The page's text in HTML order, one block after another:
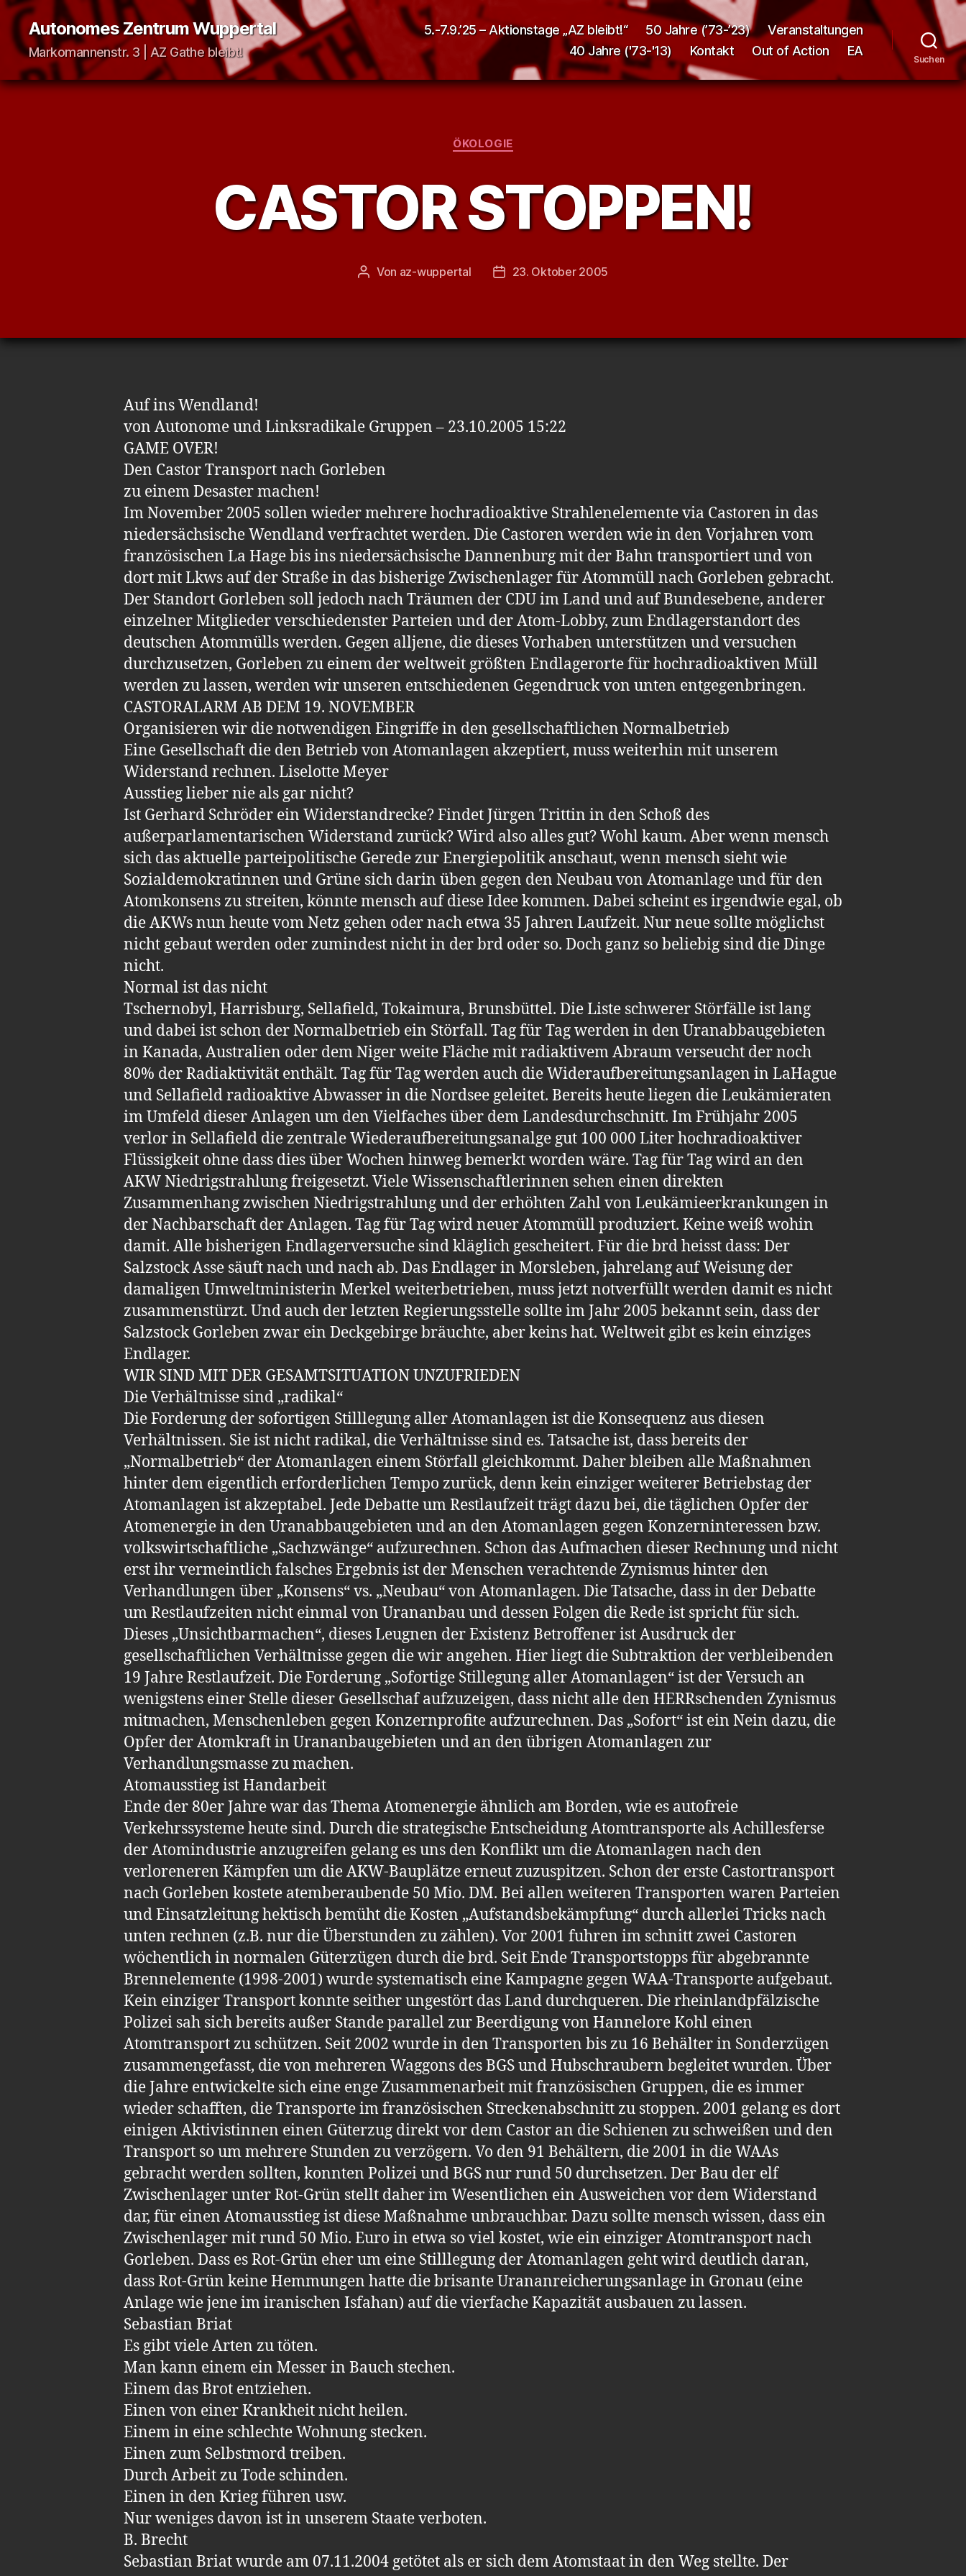
Autonomes Zentrum Wuppertal
Markomannenstr. 3 | AZ Gathe bleibt!
5.-7.9.’25 – Aktionstage „AZ bleibt!“ 50 Jahre (’73-’23)
Veranstaltungen
40 Jahre ('73-'13)
Kontakt Out of Action EA
Suchen
Kategorien
ÖKOLOGIE
CASTOR STOPPEN!
Beitragsautor
Von az-wuppertal Veröffentlichungsdatum
23. Oktober 2005
Auf ins Wendland!
von Autonome und Linksradikale Gruppen – 23.10.2005 15:22
GAME OVER!
Den Castor Transport nach Gorleben
zu einem Desaster machen!
Im November 2005 sollen wieder mehrere hochradioaktive Strahlenelemente via Castoren in das
niedersächsische Wendland verfrachtet werden. Die Castoren werden wie in den Vorjahren vom
französischen La Hage bis ins niedersächsische Dannenburg mit der Bahn transportiert und von
dort mit Lkws auf der Straße in das bisherige Zwischenlager für Atommüll nach Gorleben gebracht.
Der Standort Gorleben soll jedoch nach Träumen der CDU im Land und auf Bundesebene, anderer
einzelner Mitglieder verschiedenster Parteien und der Atom-Lobby, zum Endlagerstandort des
deutschen Atommülls werden. Gegen alljene, die dieses Vorhaben unterstützen und versuchen
durchzusetzen, Gorleben zu einem der weltweit größten Endlagerorte für hochradioaktiven Müll
werden zu lassen, werden wir unseren entschiedenen Gegendruck von unten entgegenbringen.
CASTORALARM AB DEM 19. NOVEMBER
Organisieren wir die notwendigen Eingriffe in den gesellschaftlichen Normalbetrieb
Eine Gesellschaft die den Betrieb von Atomanlagen akzeptiert, muss weiterhin mit unserem
Widerstand rechnen. Liselotte Meyer
Ausstieg lieber nie als gar nicht?
Ist Gerhard Schröder ein Widerstandrecke? Findet Jürgen Trittin in den Schoß des
außerparlamentarischen Widerstand zurück? Wird also alles gut? Wohl kaum. Aber wenn mensch
sich das aktuelle parteipolitische Gerede zur Energiepolitik anschaut, wenn mensch sieht wie
Sozialdemokratinnen und Grüne sich darin üben gegen den Neubau von Atomanlage und für den
Atomkonsens zu streiten, könnte mensch auf diese Idee kommen. Dabei scheint es irgendwie egal, ob
die AKWs nun heute vom Netz gehen oder nach etwa 35 Jahren Laufzeit. Nur neue sollte möglichst
nicht gebaut werden oder zumindest nicht in der brd oder so. Doch ganz so beliebig sind die Dinge
nicht.
Normal ist das nicht
Tschernobyl, Harrisburg, Sellafield, Tokaimura, Brunsbüttel. Die Liste schwerer Störfälle ist lang
und dabei ist schon der Normalbetrieb ein Störfall. Tag für Tag werden in den Uranabbaugebieten
in Kanada, Australien oder dem Niger weite Fläche mit radiaktivem Abraum verseucht der noch
80% der Radiaktivität enthält. Tag für Tag werden auch die Wideraufbereitungsanlagen in LaHague
und Sellafield radioaktive Abwasser in die Nordsee geleitet. Bereits heute liegen die Leukämieraten
im Umfeld dieser Anlagen um den Vielfaches über dem Landesdurchschnitt. Im Frühjahr 2005
verlor in Sellafield die zentrale Wiederaufbereitungsanalge gut 100 000 Liter hochradioaktiver
Flüssigkeit ohne dass dies über Wochen hinweg bemerkt worden wäre. Tag für Tag wird an den
AKW Niedrigstrahlung freigesetzt. Viele Wissenschaftlerinnen sehen einen direkten
Zusammenhang zwischen Niedrigstrahlung und der erhöhten Zahl von Leukämieerkrankungen in
der Nachbarschaft der Anlagen. Tag für Tag wird neuer Atommüll produziert. Keine weiß wohin
damit. Alle bisherigen Endlagerversuche sind kläglich gescheitert. Für die brd heisst dass: Der
Salzstock Asse säuft nach und nach ab. Das Endlager in Morsleben, jahrelang auf Weisung der
damaligen Umweltministerin Merkel weiterbetrieben, muss jetzt notverfüllt werden damit es nicht
zusammenstürzt. Und auch der letzten Regierungsstelle sollte im Jahr 2005 bekannt sein, dass der
Salzstock Gorleben zwar ein Deckgebirge bräuchte, aber keins hat. Weltweit gibt es kein einziges
Endlager.
WIR SIND MIT DER GESAMTSITUATION UNZUFRIEDEN
Die Verhältnisse sind „radikal“
Die Forderung der sofortigen Stilllegung aller Atomanlagen ist die Konsequenz aus diesen
Verhältnissen. Sie ist nicht radikal, die Verhältnisse sind es. Tatsache ist, dass bereits der
„Normalbetrieb“ der Atomanlagen einem Störfall gleichkommt. Daher bleiben alle Maßnahmen
hinter dem eigentlich erforderlichen Tempo zurück, denn kein einziger weiterer Betriebstag der
Atomanlagen ist akzeptabel. Jede Debatte um Restlaufzeit trägt dazu bei, die täglichen Opfer der
Atomenergie in den Uranabbaugebieten und an den Atomanlagen gegen Konzerninteressen bzw.
volkswirtschaftliche „Sachzwänge“ aufzurechnen. Schon das Aufmachen dieser Rechnung und nicht
erst ihr vermeintlich falsches Ergebnis ist der Menschen verachtende Zynismus hinter den
Verhandlungen über „Konsens“ vs. „Neubau“ von Atomanlagen. Die Tatsache, dass in der Debatte
um Restlaufzeiten nicht einmal von Urananbau und dessen Folgen die Rede ist spricht für sich.
Dieses „Unsichtbarmachen“, dieses Leugnen der Existenz Betroffener ist Ausdruck der
gesellschaftlichen Verhältnisse gegen die wir angehen. Hier liegt die Subtraktion der verbleibenden
19 Jahre Restlaufzeit. Die Forderung „Sofortige Stillegung aller Atomanlagen“ ist der Versuch an
wenigstens einer Stelle dieser Gesellschaf aufzuzeigen, dass nicht alle den HERRschenden Zynismus
mitmachen, Menschenleben gegen Konzernprofite aufzurechnen. Das „Sofort“ ist ein Nein dazu, die
Opfer der Atomkraft in Urananbaugebieten und an den übrigen Atomanlagen zur
Verhandlungsmasse zu machen.
Atomausstieg ist Handarbeit
Ende der 80er Jahre war das Thema Atomenergie ähnlich am Borden, wie es autofreie
Verkehrssysteme heute sind. Durch die strategische Entscheidung Atomtransporte als Achillesferse
der Atomindustrie anzugreifen gelang es uns den Konflikt um die Atomanlagen nach den
verloreneren Kämpfen um die AKW-Bauplätze erneut zuzuspitzen. Schon der erste Castortransport
nach Gorleben kostete atemberaubende 50 Mio. DM. Bei allen weiteren Transporten waren Parteien
und Einsatzleitung hektisch bemüht die Kosten „Aufstandsbekämpfung“ durch allerlei Tricks nach
unten rechnen (z.B. nur die Überstunden zu zählen). Vor 2001 fuhren im schnitt zwei Castoren
wöchentlich in normalen Güterzügen durch die brd. Seit Ende Transportstopps für abgebrannte
Brennelemente (1998-2001) wurde systematisch eine Kampagne gegen WAA-Transporte aufgebaut.
Kein einziger Transport konnte seither ungestört das Land durchqueren. Die rheinlandpfälzische
Polizei sah sich bereits außer Stande parallel zur Beerdigung von Hannelore Kohl einen
Atomtransport zu schützen. Seit 2002 wurde in den Transporten bis zu 16 Behälter in Sonderzügen
zusammengefasst, die von mehreren Waggons des BGS und Hubschraubern begleitet wurden. Über
die Jahre entwickelte sich eine enge Zusammenarbeit mit französischen Gruppen, die es immer
wieder schafften, die Transporte im französischen Streckenabschnitt zu stoppen. 2001 gelang es dort
einigen Aktivistinnen einen Güterzug direkt vor dem Castor an die Schienen zu schweißen und den
Transport so um mehrere Stunden zu verzögern. Vo den 91 Behältern, die 2001 in die WAAs
gebracht werden sollten, konnten Polizei und BGS nur rund 50 durchsetzen. Der Bau der elf
Zwischenlager unter Rot-Grün stellt daher im Wesentlichen ein Ausweichen vor dem Widerstand
dar, für einen Atomausstieg ist diese Maßnahme unbrauchbar. Dazu sollte mensch wissen, dass ein
Zwischenlager mit rund 50 Mio. Euro in etwa so viel kostet, wie ein einziger Atomtransport nach
Gorleben. Dass es Rot-Grün eher um eine Stilllegung der Atomanlagen geht wird deutlich daran,
dass Rot-Grün keine Hemmungen hatte die brisante Urananreicherungsanlage in Gronau (eine
Anlage wie jene im iranischen Isfahan) auf die vierfache Kapazität ausbauen zu lassen.
Sebastian Briat
Es gibt viele Arten zu töten.
Man kann einem ein Messer in Bauch stechen.
Einem das Brot entziehen.
Einen von einer Krankheit nicht heilen.
Einem in eine schlechte Wohnung stecken.
Einen zum Selbstmord treiben.
Durch Arbeit zu Tode schinden.
Einen in den Krieg führen usw.
Nur weniges davon ist in unserem Staate verboten.
B. Brecht
Sebastian Briat wurde am 07.11.2004 getötet als er sich dem Atomstaat in den Weg stellte. Der